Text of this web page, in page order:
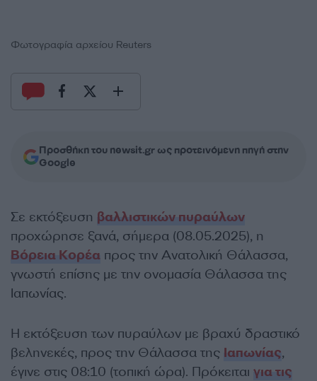
Φωτογραφία αρχείου Reuters
Προσθήκη του newsit.gr ως προτεινόμενη πηγή στην
Google
Σε εκτόξευση βαλλιστικών πυραύλων
προχώρησε ξανά, σήμερα (08.05.2025), η
Βόρεια Κορέα προς την Ανατολική Θάλασσα,
γνωστή επίσης με την ονομασία Θάλασσα της
Ιαπωνίας.
Η εκτόξευση των πυραύλων με βραχύ δραστικό
βεληνεκές, προς την Θάλασσα της Ιαπωνίας,
έγινε στις 08:10 (τοπική ώρα). Πρόκειται για τις